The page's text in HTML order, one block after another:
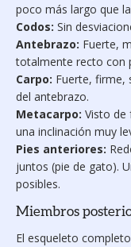
poco más largo que
Codos: Sin
Antebrazo: Fuerte,
totalmente recto con
Carpo: Fuerte, firme,
del antebrazo.
Metacarpo: Visto de
una inclina­ción muy
Pies anteriores:
juntos (pie de gato).
posibles.
Miembros
El esqueleto